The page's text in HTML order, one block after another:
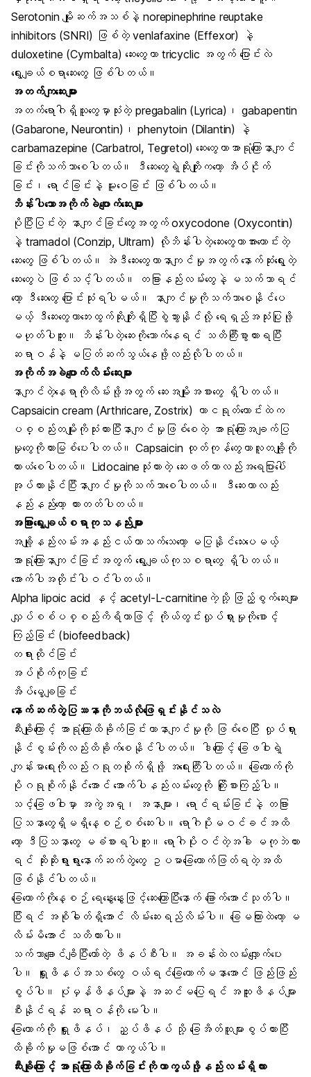
Serotonin မျိုးဆက်အသစ်နဲ့ norepinephrine reuptake
inhibitors (SNRI) ဖြစ်တဲ့ venlafaxine (Effexor) နဲ့
duloxetine (Cymbalta) ဆေးတွေဟာ tricyclic အတွက် ပြောင်းလဲ
ရွေးချယ်စရာဆေးတွေ ဖြစ်ပါတယ်။
အတက်ကျဆေးများ
အတက်ရောဂါရှိသူတွေမှာသုံးတဲ့ pregabalin (Lyrica)၊ gabapentin
(Gabarone, Neurontin)၊ phenytoin (Dilantin) နဲ့
carbamazepine (Carbatrol, Tegretol) ဆေးတွေဟာအာရုံကြောနာကျင်
ခြင်းကိုသက်သာစေပါတယ်။ ဒီဆေးတွေရဲ့ဆိုးကျိုးကတော့ အိပ်ငိုက်
ခြင်း၊ ရောင်ခြင်းနဲ့ မူးဝေခြင်း ဖြစ်ပါတယ်။
ဘိန်းပါသောအကိုက်ခဲပျောက်ဆေးများ
ပိုပြီးပြင်းတဲ့ နာကျင်ခြင်းတွေအတွက် oxycodone (Oxycontin)
နဲ့ tramadol (Conzip, Ultram) လိုဘိန်းပါတဲ့ဆေးတွေဟာအားကောင်းတဲ့
ဆေးတွေ ဖြစ်ပါတယ်။ အဲဒီဆေးတွေဟာနာကျင်မှုအတွက် နောက်ဆုံးရွေးတဲ့
ဆေးတွေပဲ ဖြစ်သင့်ပါတယ်။ တခြားနည်းလမ်းတွေနဲ့ မသက်သာရင်
တော့ ဒီဆေးတွေ ပြောင်းသုံးရပါမယ်။ နာကျင်မှုကိုသက်သာစေနိုင်ပေ
မယ့် ဒီဆေးတွေဟာဘေးထွက်ဆိုးကျိုးရှိပြီးစွဲသွားနိုင်လို့ ရေရှည်အသုံးပြုဖို့
မဟုတ်ပါဘူး။ ဘိန်းပါတဲ့ဆေးကိုသောက်နေရင် သတိကြီးစွာထားရပြီး
ဆရာဝန်နဲ့ မပြတ်ဆက်သွယ်နေဖို့လည်းလိုပါတယ်။
အကိုက်အခဲပျောက်လိမ်းဆေးများ
နာကျင်တဲ့နေရာကိုလိမ်းဖို့အတွက် ဆေးအမျိုးအစားတွေ ရှိပါတယ်။
Capsaicin cream (Arthricare, Zostrix) ဟာငရုတ်ကောင်းထဲက
ပစ္စည်းတမျိုးကိုသုံးထားပြီးနာကျင်မှုဖြစ်စေတဲ့ အာရုံကြောအချက်ပြ
မှုတွေကိုတားမြစ်ပေးပါတယ်။ Capsaicin ထုတ်ကုန်တွေဟာလူတချို့ကို
ယားယံစေပါတယ်။ Lidocaineသုံးထားတဲ့ ဆေးဖတ်ဟာလည်းအရေပြားပေါ်
အုပ်ထားနိုင်ပြီးနာကျင်မှုကိုသက်သာစေပါတယ်။ ဒီဆေးဟာလည်း
နည်းနည်းတော့ ယားတတ်ပါတယ်။
အခြားရွေးချယ်စရာကုသနည်းများ
အချို့နည်းလမ်းအနည်းငယ်ဟာသက်သေတော့ မပြနိုင်သေးပေမယ့်
အာရုံကြောနာကျင်ခြင်းအတွက် ရွေးချယ်ကုသစရာတွေ ရှိပါတယ်။
အောက်ပါအတိုင်းပါဝင်ပါတယ်။
Alpha lipoic acid နှင့် acetyl-L-carnitineကဲ့သို့ ဖြည့်စွက်ဆေးများ
လျှပ်စစ်ပစ္စည်းကိရိယာဖြင့် ကိုယ်တွင်းလှုပ်ရှားမှုကိုစောင့်
ကြည့်ခြင်း (biofeedback)
တရားထိုင်ခြင်း
အပ်စိုက်ကုခြင်း
အိပ်မွေ့ချခြင်း
နောက်ဆက်တွဲပြဿနာကိုဘယ်လိုဖြေရှင်းနိုင်သလဲ
ဆီးချိုကြောင့် အာရုံကြောထိခိုက်ခြင်းဟာနာကျင်မှုကို ဖြစ်စေပြီး လှုပ်ရှား
နိုင်စွမ်းကိုလည်းထိခိုက်စေနိုင်ပါတယ်။ ဒါကြောင့် ခြေဖဝါးရဲ့
ကျန်းမာရေးကိုလည်းဂရုတစိုက်ရှိဖို့ အရေးကြီးပါတယ်။ ခြေထောက်ကို
ပိုဂရုစိုက်နိုင်အောင် အောက်ပါနည်းလမ်းတွေကို ကြိုးစားကြည့်ပါ။
သင့်ခြေဖဝါးမှာ အကွဲအရှ၊ အနာများ၊ ရောင်ရမ်းခြင်းနဲ့ တခြား
ပြသနာတွေရှိမရှိနေ့စဉ်စစ်ဆေးပါ။ ရောဂါပိုးမဝင်ခင်အထိ
တော့ ဒီပြသနာတွေ မခံစားရပါဘူး။ ရောဂါပိုးဝင်တဲ့အခါ မကုဘဲထား
ရင် ဆိုးဆိုးရွားရွားနောက်ဆက်တွဲတွေ ဥပမာခြေထောက်ဖြတ်ရတဲ့အထိ
ဖြစ်နိုင်ပါတယ်။
ခြေထောက်ကိုနေ့စဉ် ရေနွေးနွေးဖြင့်ဆေးကြောပြီးနောက် ခြောက်အောင်သုတ်ပါ။
ပြီးရင် အစိုဓါတ်ရှိအောင် လိမ်းဆေးရည်လိမ်းပါ။ ခြေမကြားထဲတော့ မ
လိမ်းမိအောင် သတိထားပါ။
သက်သာချောင်ချိပြီးတော်တဲ့ ဖိနပ်စီးပါ။ အခန်းထဲလမ်းလျှောက်ပေး
ပါ။ ရှူးဖိနပ်အသစ်တွေ ဝယ်ရင်ခြေထောက်မနာအောင် ဖြည်းဖြည်း
စွပ်ပါ။ ပုံမှန်ဖိနပ်များနဲ့ အဆင်မပြေရင် အထူးဖိနပ်များ
စီးနိုင်ရန် ဆရာဝန်ကို မေးပါ။
ခြေထောက်ကို ရှူးဖိနပ်၊ ညှပ်ဖိနပ် သို့ ခြေအိတ်ထူများစွပ်ထားပြီး
ထိခိုက်မှုမဖြစ်အောင် ကာကွယ်ပါ။
ဆီးချိုကြောင့် အာရုံကြောထိခိုက်ခြင်းကိုကာကွယ်ဖို့နည်းလမ်းရှိလား